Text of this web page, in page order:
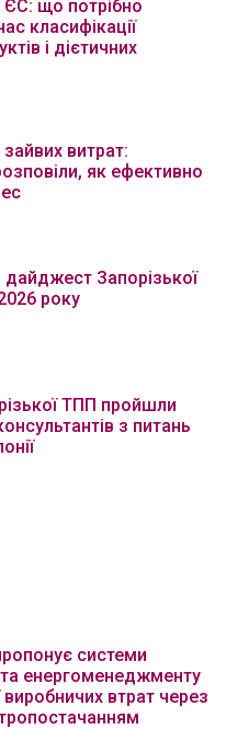
ЄС: що потрібно
класифікації
і дієтичних
витрат:
як ефективно
дайджест Запорізької
року
ТПП пройшли
з питань
системи
та енергоменеджменту
виробничих втрат через